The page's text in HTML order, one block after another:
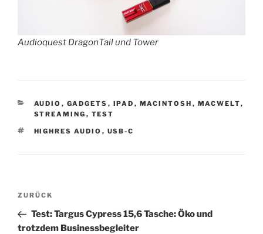
Audioquest DragonTail und Tower
KATEGORIEN
AUDIO , GADGETS , IPAD , MACINTOSH , MACWELT,
STREAMING , TEST
SCHLAGWÖRTER
HIGHRES AUDIO , USB-C
Beitragsnavigation
Vorheriger
Beitrag
ZURÜCK
Test: Targus Cypress 15,6 Tasche: Öko und
trotzdem Businessbegleiter